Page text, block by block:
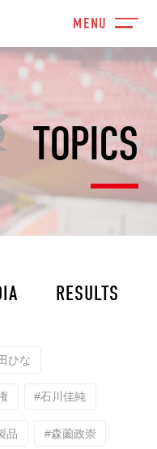
TOPICS
RESULTS
ひな
#石川佳純
品 #森薗政崇